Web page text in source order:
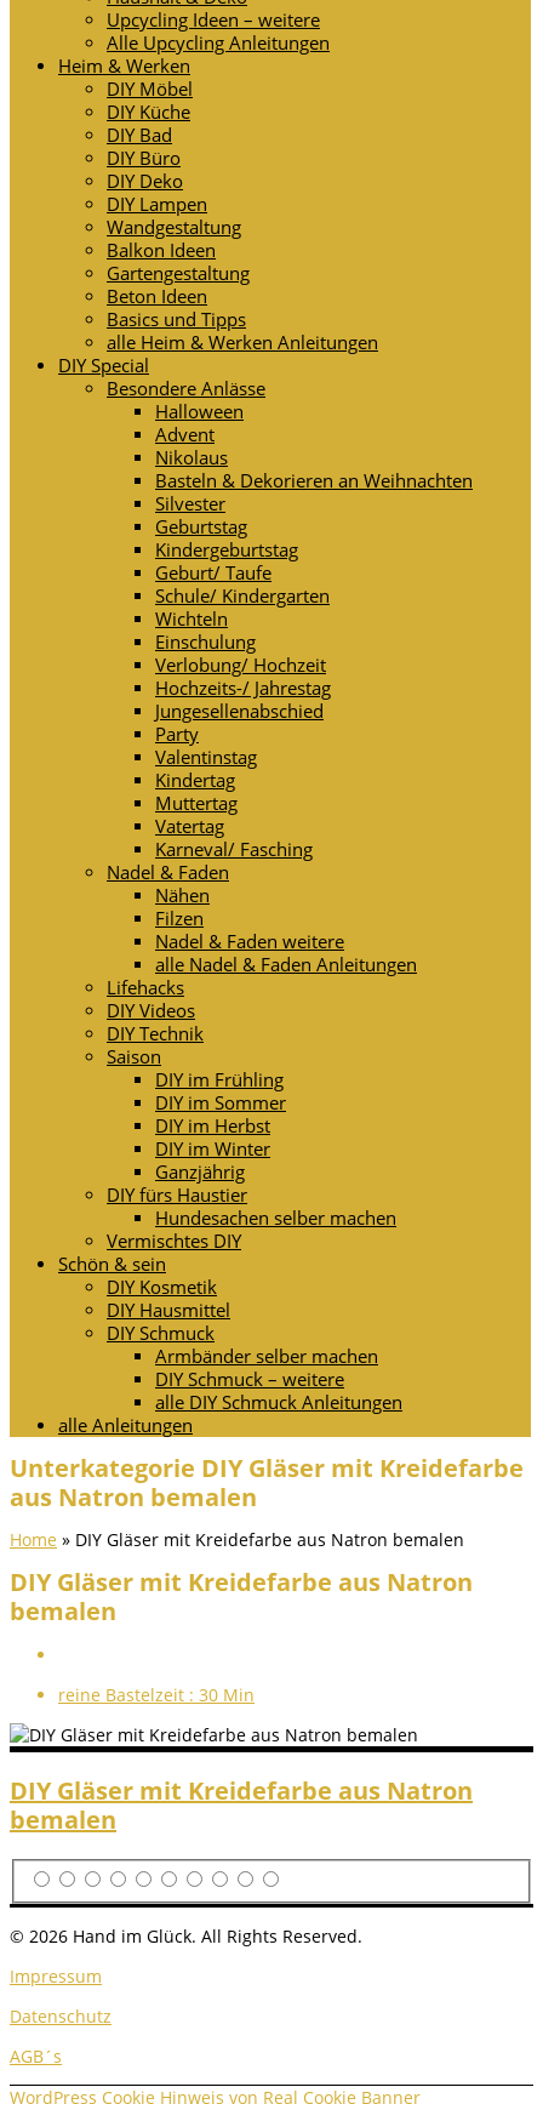
Upcycling Ideen – weitere
Alle Upcycling Anleitungen
Heim & Werken
DIY Möbel
DIY Küche
DIY Bad
DIY Büro
DIY Deko
DIY Lampen
Wandgestaltung
Balkon Ideen
Gartengestaltung
Beton Ideen
Basics und Tipps
alle Heim & Werken Anleitungen
DIY Special
Besondere Anlässe
Halloween
Advent
Nikolaus
Basteln & Dekorieren an Weihnachten
Silvester
Geburtstag
Kindergeburtstag
Geburt/ Taufe
Schule/ Kindergarten
Wichteln
Einschulung
Verlobung/ Hochzeit
Hochzeits-/ Jahrestag
Jungesellenabschied
Party
Valentinstag
Kindertag
Muttertag
Vatertag
Karneval/ Fasching
Nadel & Faden
Nähen
Filzen
Nadel & Faden weitere
alle Nadel & Faden Anleitungen
Lifehacks
DIY Videos
DIY Technik
Saison
DIY im Frühling
DIY im Sommer
DIY im Herbst
DIY im Winter
Ganzjährig
DIY fürs Haustier
Hundesachen selber machen
Vermischtes DIY
Schön & sein
DIY Kosmetik
DIY Hausmittel
DIY Schmuck
Armbänder selber machen
DIY Schmuck – weitere
alle DIY Schmuck Anleitungen
alle Anleitungen
Unterkategorie DIY Gläser mit Kreidefarbe
aus Natron bemalen
Home » DIY Gläser mit Kreidefarbe aus Natron bemalen
DIY Gläser mit Kreidefarbe aus Natron
bemalen
reine Bastelzeit : 30 Min
DIY Gläser mit Kreidefarbe aus Natron
bemalen
© 2026 Hand im Glück. All Rights Reserved.
Impressum
Datenschutz
AGB´s
WordPress Cookie Hinweis von Real Cookie Banner